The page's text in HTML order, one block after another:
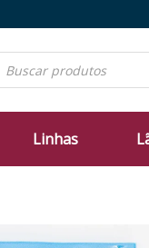
Linhas